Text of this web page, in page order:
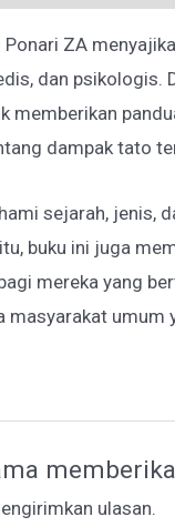
ZA
dan
memberikan
dampak tato
sejarah, jenis,
buku ini juga
mereka yang
ulasan.